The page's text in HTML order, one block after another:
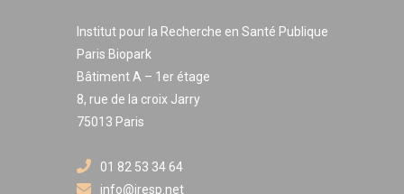
Institut pour la Recherche en Santé Publique
Paris Biopark
Bâtiment A – 1er étage
8, rue de la croix Jarry
75013 Paris
01 82 53 34 64
info@iresp.net